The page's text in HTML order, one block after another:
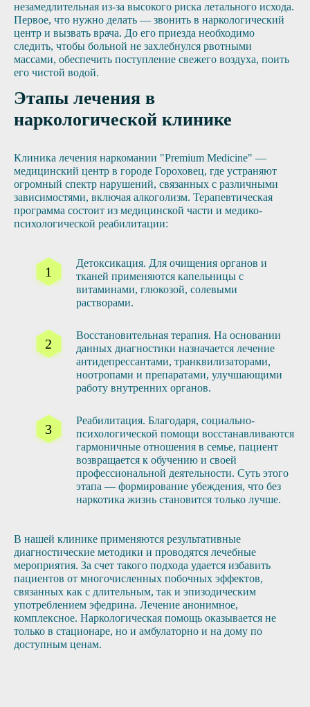
незамедлительная из-за высокого риска летального исхода.
Первое, что нужно делать — звонить в наркологический
центр и вызвать врача. До его приезда необходимо
следить, чтобы больной не захлебнулся рвотными
массами, обеспечить поступление свежего воздуха, поить
его чистой водой.
Этапы лечения в
наркологической клинике
Клиника лечения наркомании "Premium Medicine" —
медицинский центр в городе Гороховец, где устраняют
огромный спектр нарушений, связанных с различными
зависимостями, включая алкоголизм. Терапевтическая
программа состоит из медицинской части и медико-
психологической реабилитации:
Детоксикация. Для очищения органов и
тканей применяются капельницы с
витаминами, глюкозой, солевыми
растворами.
Восстановительная терапия. На основании
данных диагностики назначается лечение
антидепрессантами, транквилизаторами,
ноотропами и препаратами, улучшающими
работу внутренних органов.
Реабилитация. Благодаря, социально-
психологической помощи восстанавливаются
гармоничные отношения в семье, пациент
возвращается к обучению и своей
профессиональной деятельности. Суть этого
этапа — формирование убеждения, что без
наркотика жизнь становится только лучше.
В нашей клинике применяются результативные
диагностические методики и проводятся лечебные
мероприятия. За счет такого подхода удается избавить
пациентов от многочисленных побочных эффектов,
связанных как с длительным, так и эпизодическим
употреблением эфедрина. Лечение анонимное,
комплексное. Наркологическая помощь оказывается не
только в стационаре, но и амбулаторно и на дому по
доступным ценам.